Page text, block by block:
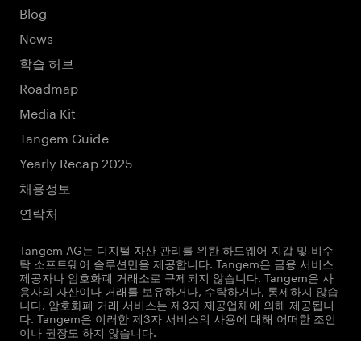
Blog
News
학습 허브
Roadmap
Media Kit
Tangem Guide
Yearly Recap 2025
채용정보
연락처
Tangem AG는 디지털 자산 관리를 위한 하드웨어 지갑 및 비수
탁 소프트웨어 솔루션만을 제공합니다. Tangem은 금융 서비스
제공자나 암호화폐 거래소로 규제되지 않습니다. Tangem은 사
용자의 자산이나 거래를 보유하거나, 수탁하거나, 통제하지 않습
니다. 암호화폐 거래 서비스는 제3자 제공업체에 의해 제공됩니
다. Tangem은 이러한 제3자 서비스의 사용에 대해 어떠한 조언
이나 권장도 하지 않습니다.